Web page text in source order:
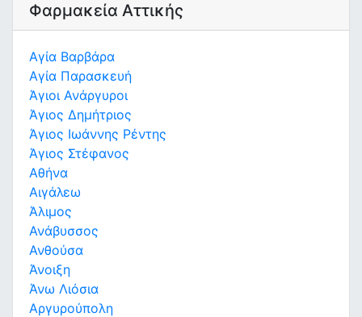
Φαρμακεία Αττικής
Αγία Βαρβάρα
Αγία Παρασκευή
Άγιοι Ανάργυροι
Άγιος Δημήτριος
Άγιος Ιωάννης Ρέντης
Άγιος Στέφανος
Αθήνα
Αιγάλεω
Άλιμος
Ανάβυσσος
Ανθούσα
Άνοιξη
Άνω Λιόσια
Αργυρούπολη